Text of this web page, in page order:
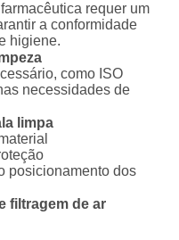
requer um
a conformidade
higiene.
como ISO
necessidades de
limpa
posicionamento dos
filtragem de ar